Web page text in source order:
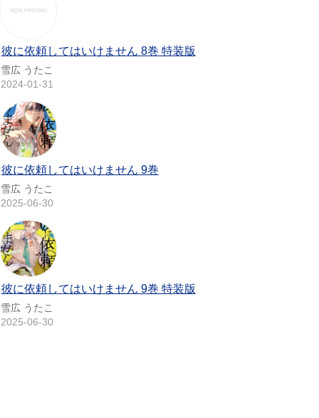
彼に依頼してはいけません 8巻 特装版
雪広 うたこ
2024-01-31
彼に依頼してはいけません 9巻
雪広 うたこ
2025-06-30
彼に依頼してはいけません 9巻 特装版
雪広 うたこ
2025-06-30